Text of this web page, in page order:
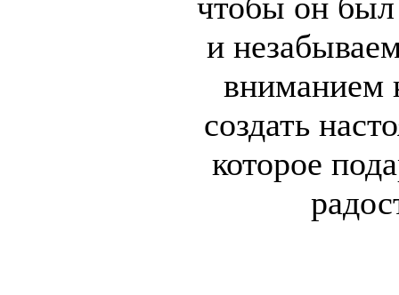
и
вниманием
создать
которое